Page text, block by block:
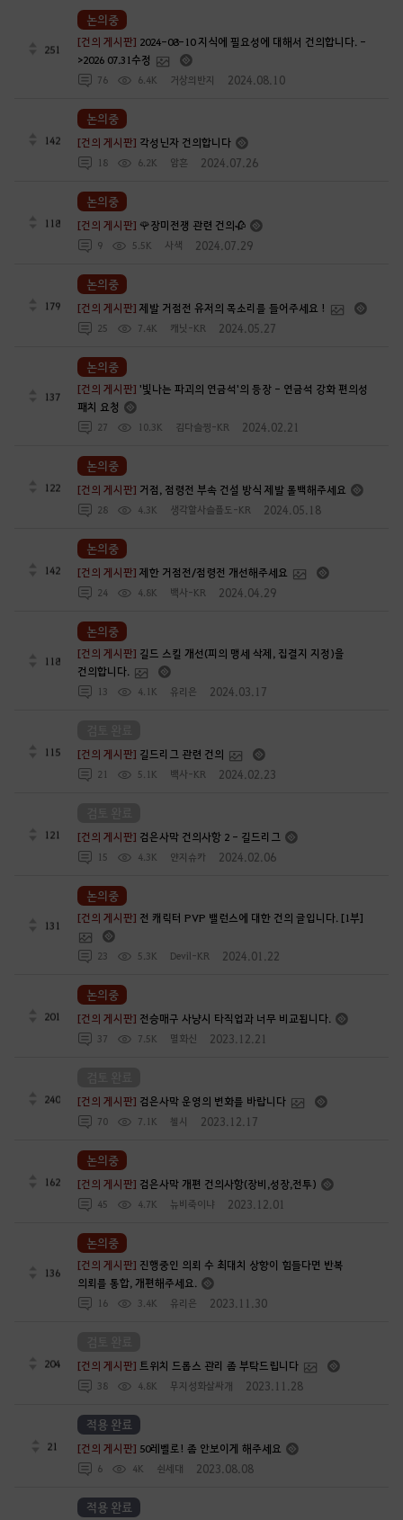
251
[건의 게시판] 2024-08-10 지식에 필요성에 대해서 건의합니다. -
>2026 07.31수정
76 6.4K 거상의반지 2024.08.10
논의중
142 [건의 게시판] 각성닌자 건의합니다
18 6.2K 암흔 2024.07.26
논의중
118 [건의 게시판] 🌹장미전쟁 관련 건의🥀
9 5.5K 사색 2024.07.29
논의중
179 [건의 게시판]제발 거점전 유저의 목소리를 들어주세요 !
25 7.4K 캐닛-KR 2024.05.27
논의중
137
[건의 게시판]'빛나는 파괴의 연금석'의 등장 - 연금석 강화 편의성
패치 요청
27 10.3K 김다슬찡-KR 2024.02.21
논의중
122 [건의 게시판] 거점, 점령전 부속 건설 방식 제발 롤백해주세요
28 4.3K 생각할사슬플도-KR 2024.05.18
논의중
142 [건의 게시판]제한 거점전/점령전 개선해주세요
24 4.8K 백사-KR 2024.04.29
논의중
118
[건의 게시판] 길드 스킬 개선(피의 맹세 삭제, 집결지 지정)을
건의합니다.
13 4.1K 유리은 2024.03.17
논의중
115 [건의 게시판] 길드리그 관련 건의
21 5.1K 백사-KR 2024.02.23
121 [건의 게시판] 검은사막 건의사항 2 - 길드리그
15 4.3K 얀지슈카 2024.02.06
131
[건의 게시판] 전 캐릭터 PVP 밸런스에 대한 건의 글입니다. [1부]
23 5.3K Devil-KR 2024.01.22
논의중
201 [건의 게시판] 전승매구 사냥시 타직업과 너무 비교됩니다.
37 7.5K 멸화신 2023.12.21
논의중
240 [건의 게시판] 검은사막 운영의 변화를 바랍니다
70 7.1K 첼시 2023.12.17
162 [건의 게시판] 검은사막 개편 건의사항(장비,성장,전투)
45 4.7K 뉴비죽이냐 2023.12.01
논의중
136
[건의 게시판] 진행중인 의뢰 수 최대치 상향이 힘들다면 반복
의뢰를 통합, 개편해주세요.
16 3.4K 유리은 2023.11.30
논의중
204 [건의 게시판]트위치 드롭스 관리 좀 부탁드립니다
38 4.8K 무지성화살싸개 2023.11.28
21 [건의 게시판] 50레벨로! 좀 안보이게 해주세요
6 4K 쉰세대 2023.08.08
적용 완료
적용 완료